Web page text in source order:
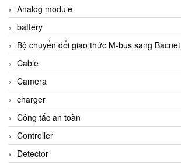
Analog module
battery
Bộ chuyển đổi giao thức M-bus sang Bacnet
Cable
Camera
charger
Công tắc an toàn
Controller
Detector